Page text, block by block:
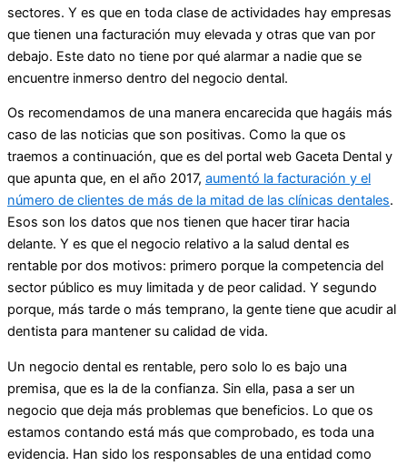
sectores. Y es que en toda clase de actividades hay empresas
que tienen una facturación muy elevada y otras que van por
debajo. Este dato no tiene por qué alarmar a nadie que se
encuentre inmerso dentro del negocio dental.
Os recomendamos de una manera encarecida que hagáis más
caso de las noticias que son positivas. Como la que os
traemos a continuación, que es del portal web Gaceta Dental y
que apunta que, en el año 2017, aumentó la facturación y el
número de clientes de más de la mitad de las clínicas dentales.
Esos son los datos que nos tienen que hacer tirar hacia
delante. Y es que el negocio relativo a la salud dental es
rentable por dos motivos: primero porque la competencia del
sector público es muy limitada y de peor calidad. Y segundo
porque, más tarde o más temprano, la gente tiene que acudir al
dentista para mantener su calidad de vida.
Un negocio dental es rentable, pero solo lo es bajo una
premisa, que es la de la confianza. Sin ella, pasa a ser un
negocio que deja más problemas que beneficios. Lo que os
estamos contando está más que comprobado, es toda una
evidencia. Han sido los responsables de una entidad como